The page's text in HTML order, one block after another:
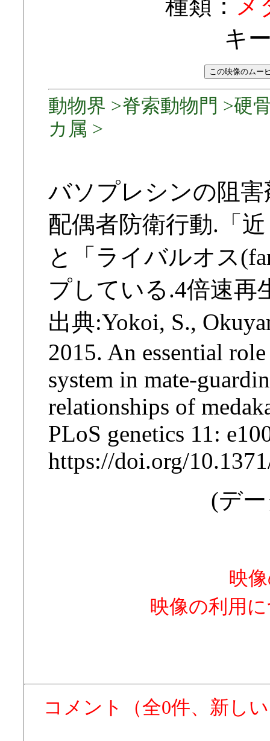
種類：
メ
キ
動物界 >脊索動物門 >硬
カ属 >
バソプレシンの阻
配偶者防衛行動.「
と「ライバルオス
プしている.4倍速再
出典:Yokoi, S.,
2015. An essential
system in mate-
relationships of
PLoS genetics 11:
https://doi.org/
(デー
映
映像の利用
コメント（全0件、新し